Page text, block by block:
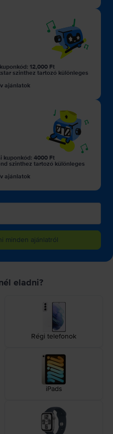
12,000 Ft
szinthez tartozó különleges
ajánlatok
kuponkód: 4000 Ft
szinthez tartozó különleges
ajánlatok
minden ajánlatról
eladni?
Régi telefonok
iPads